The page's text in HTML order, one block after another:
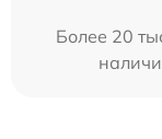
Более 20